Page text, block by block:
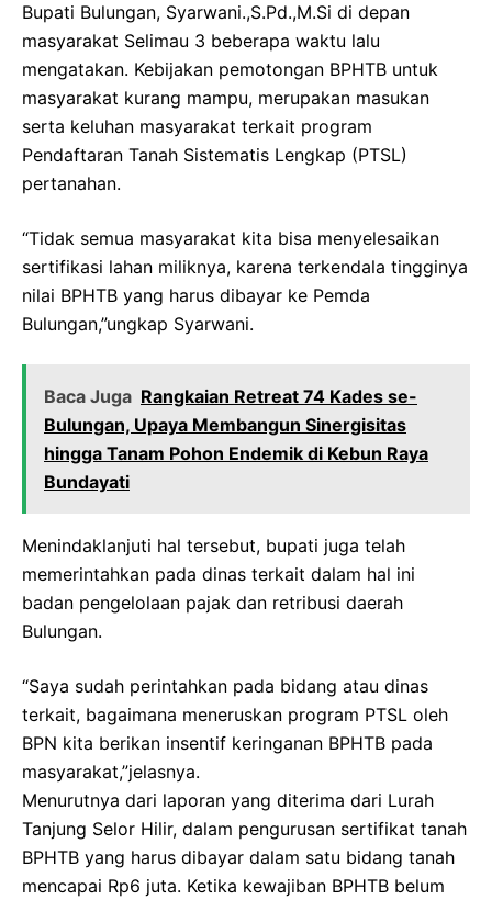
Bupati Bulungan, Syarwani.,S.Pd.,M.Si di depan
masyarakat Selimau 3 beberapa waktu lalu
mengatakan. Kebijakan pemotongan BPHTB untuk
masyarakat kurang mampu, merupakan masukan
serta keluhan masyarakat terkait program
Pendaftaran Tanah Sistematis Lengkap (PTSL)
pertanahan.
“Tidak semua masyarakat kita bisa menyelesaikan
sertifikasi lahan miliknya, karena terkendala tingginya
nilai BPHTB yang harus dibayar ke Pemda
Bulungan,”ungkap Syarwani.
Baca Juga Rangkaian Retreat 74 Kades se-
Bulungan, Upaya Membangun Sinergisitas
hingga Tanam Pohon Endemik di Kebun Raya
Bundayati
Menindaklanjuti hal tersebut, bupati juga telah
memerintahkan pada dinas terkait dalam hal ini
badan pengelolaan pajak dan retribusi daerah
Bulungan.
“Saya sudah perintahkan pada bidang atau dinas
terkait, bagaimana meneruskan program PTSL oleh
BPN kita berikan insentif keringanan BPHTB pada
masyarakat,”jelasnya.
Menurutnya dari laporan yang diterima dari Lurah
Tanjung Selor Hilir, dalam pengurusan sertifikat tanah
BPHTB yang harus dibayar dalam satu bidang tanah
mencapai Rp6 juta. Ketika kewajiban BPHTB belum